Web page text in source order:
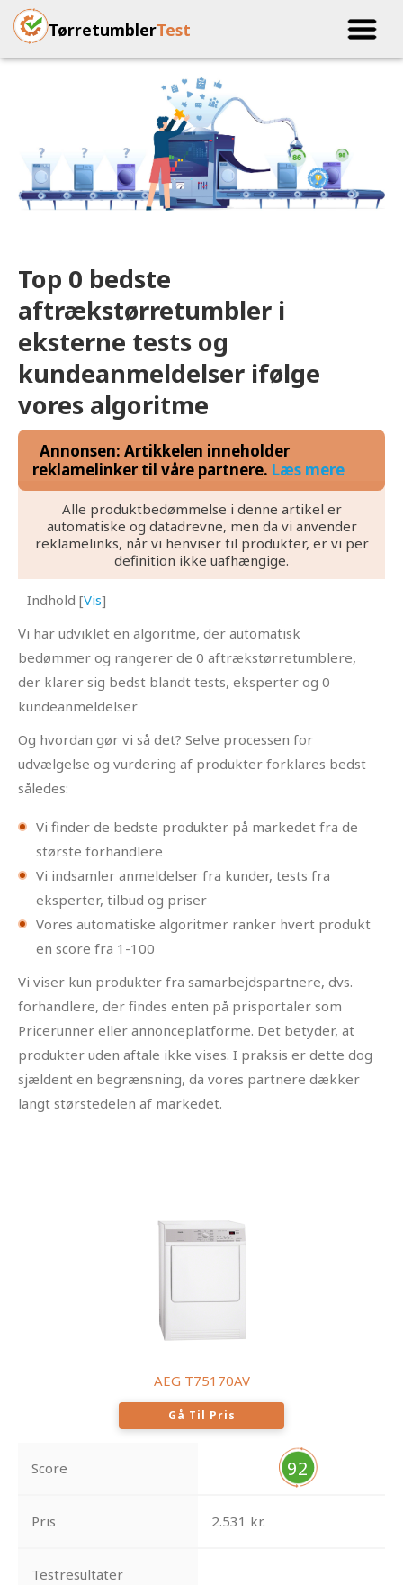
TørretumblerTest
Top 0 bedste
aftrækstørretumbler i
eksterne tests og
kundeanmeldelser ifølge
vores algoritme
Annonsen: Artikkelen inneholder
reklamelinker til våre partnere. Læs mere
Alle produktbedømmelse i denne artikel er
automatiske og datadrevne, men da vi anvender
reklamelinks, når vi henviser til produkter, er vi per
definition ikke uafhængige.
Indhold [Vis]
Vi har udviklet en algoritme, der automatisk
bedømmer og rangerer de 0 aftrækstørretumblere,
der klarer sig bedst blandt tests, eksperter og 0
kundeanmeldelser
Og hvordan gør vi så det? Selve processen for
udvælgelse og vurdering af produkter forklares bedst
således:
Vi finder de bedste produkter på markedet fra de
største forhandlere
Vi indsamler anmeldelser fra kunder, tests fra
eksperter, tilbud og priser
Vores automatiske algoritmer ranker hvert produkt
en score fra 1-100
Vi viser kun produkter fra samarbejdspartnere, dvs.
forhandlere, der findes enten på prisportaler som
Pricerunner eller annonceplatforme. Det betyder, at
produkter uden aftale ikke vises. I praksis er dette dog
sjældent en begrænsning, da vores partnere dækker
langt størstedelen af markedet.
AEG T75170AV
Gå Til Pris
Score 92
Pris 2.531 kr.
Testresultater